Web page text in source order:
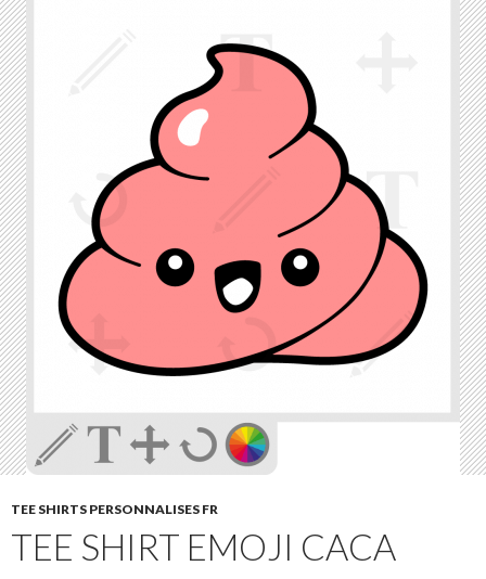
TEE SHIRTS PERSONNALISES FR
TEE SHIRT EMOJI CACA